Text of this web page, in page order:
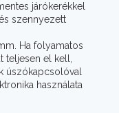
járókerékkel
szennyezett
Ha folyamatos
teljesen el kell,
úszókapcsolóval
használata